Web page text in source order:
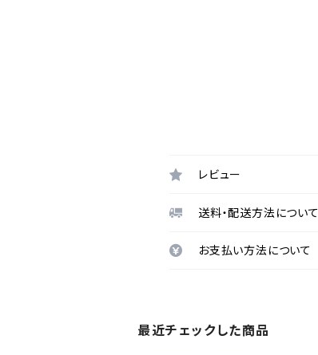
レビュー
送料・配送方法について
お支払い方法について
最近チェックした商品